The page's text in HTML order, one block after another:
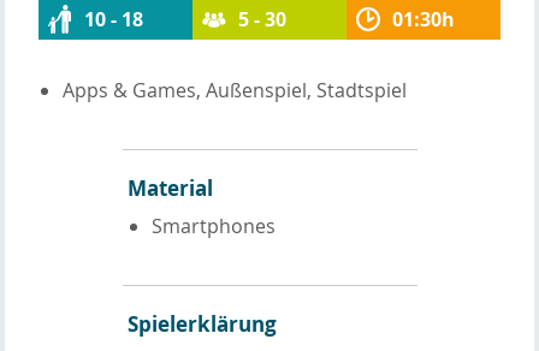
10 - 18 5 - 30 01:30h
Apps & Games, Außenspiel, Stadtspiel
Material
Smartphones
Spielerklärung